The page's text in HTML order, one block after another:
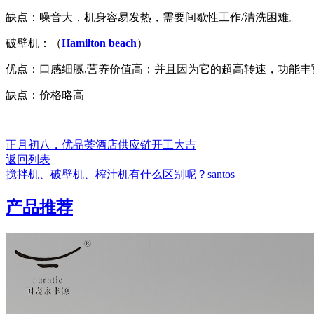
缺点：噪音大，机身容易发热，需要间歇性工作/清洗困难。
破壁机：（Hamilton beach）
优点：口感细腻,营养价值高；并且因为它的超高转速，功能丰
缺点：价格略高
正月初八，优品荟酒店供应链开工大吉
返回列表
搅拌机、破壁机、榨汁机有什么区别呢？santos
产品推荐